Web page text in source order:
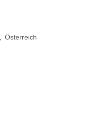
Österreich